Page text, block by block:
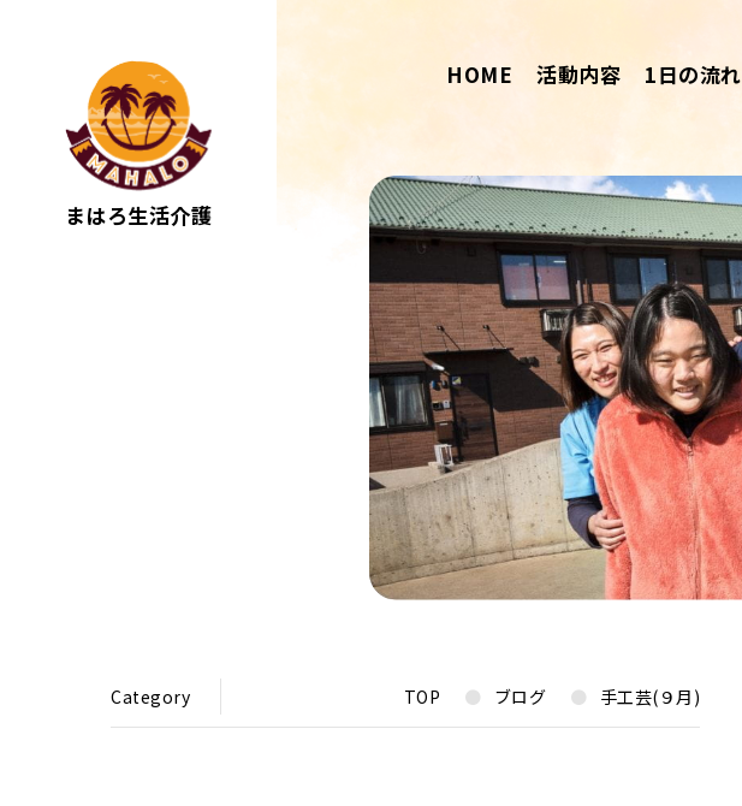
まはろ生活介護
HOME 活動内容 1日の流れ
Category TOP ブログ 手工芸(９月)